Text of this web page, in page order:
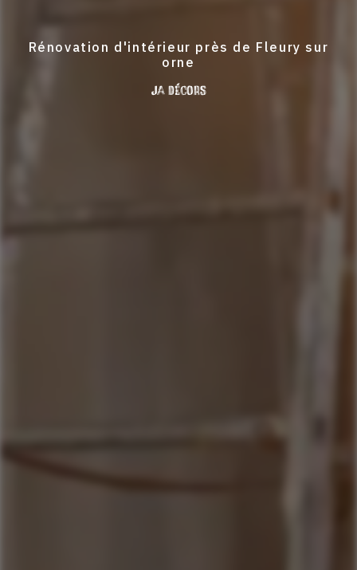
Rénovation d'intérieur près de Fleury sur
orne
JA Décors